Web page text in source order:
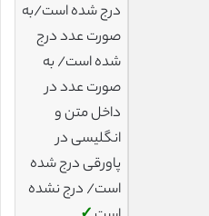
درج شده است/به
صورت عدد درج
شده است/ به
صورت عدد در
داخل متن و
انگلیسی در
پاورقی درج شده
است/ درج نشده